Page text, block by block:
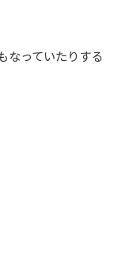
なっていたりする